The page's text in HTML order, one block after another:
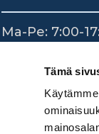
Tämä
Ma-Pe: 7:00-
Su: Suljettu